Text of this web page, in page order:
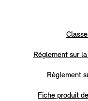
Règlement sur
Règlement
Fiche produit